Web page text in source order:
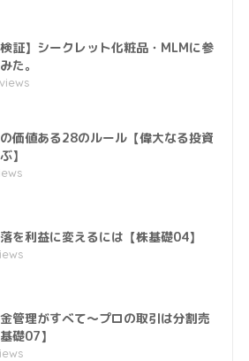
検証】シークレット化粧品・MLMに参
た。
価値ある28のルール【偉大なる投資
】
を利益に変えるには【株基礎04】
管理がすべて～プロの取引は分割売
礎07】